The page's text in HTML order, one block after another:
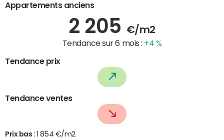
Appartements anciens
2 205 €/m2
Tendance sur 6 mois : +4 %
Tendance prix
Tendance ventes
Prix bas : 1 854 €/m2